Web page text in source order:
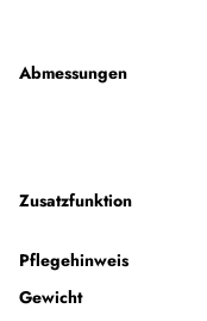
Abmessungen
Zusatzfunktion
Pflegehinweis
Gewicht